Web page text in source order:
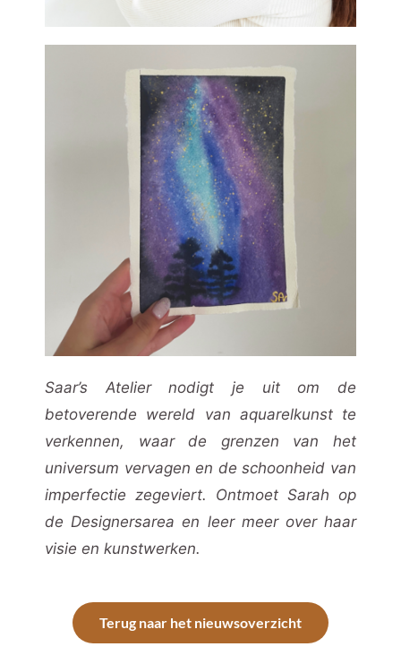
Saar’s Atelier nodigt je uit om de
betoverende wereld van aquarelkunst te
verkennen, waar de grenzen van het
universum vervagen en de schoonheid van
imperfectie zegeviert. Ontmoet Sarah op
de Designersarea en leer meer over haar
visie en kunstwerken.
Terug naar het nieuwsoverzicht